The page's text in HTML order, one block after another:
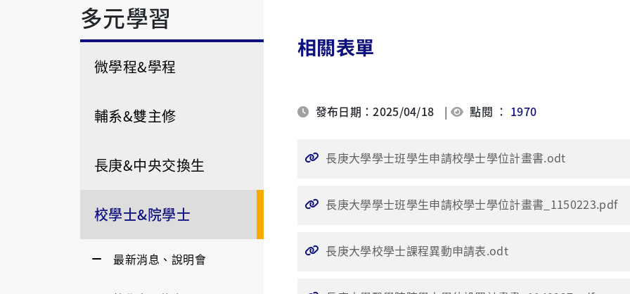
多元學習
微學程&學程
輔系&雙主修
長庚&中央交換生
校學士&院學士
最新消息、說明會
相關表單
發布日期：2025/04/18 | 點閱 ： 1970
長庚大學學士班學生申請校學士學位計畫書.odt
長庚大學學士班學生申請校學士學位計畫書_1150223.pdf
長庚大學校學士課程異動申請表.odt